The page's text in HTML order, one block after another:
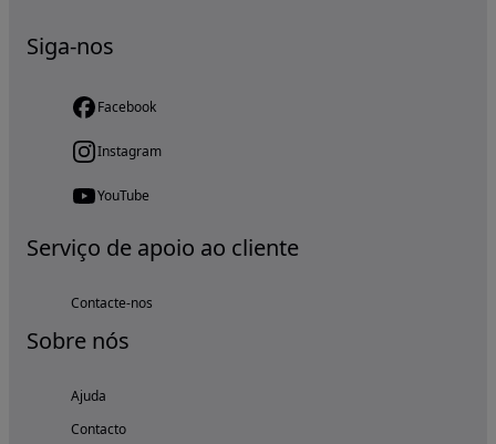
Siga-nos
Facebook
Instagram
YouTube
Serviço de apoio ao cliente
Contacte-nos
Sobre nós
Ajuda
Contacto